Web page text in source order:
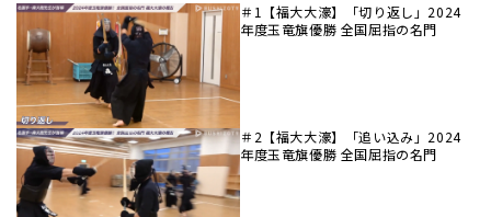
＃1【福大大濠】「切り返し」2024
年度玉竜旗優勝 全国屈指の名門
＃2【福大大濠】「追い込み」2024
年度玉竜旗優勝 全国屈指の名門